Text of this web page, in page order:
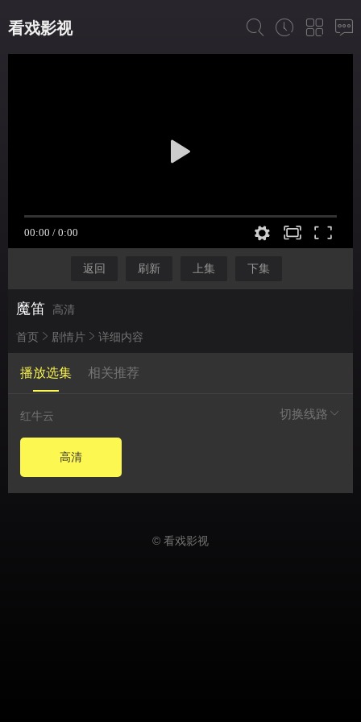
看戏影视
返回 刷新 上集 下集
魔笛 高清
首页 剧情片 详细内容
播放选集 相关推荐
切换线路
红牛云
高清
© 看戏影视